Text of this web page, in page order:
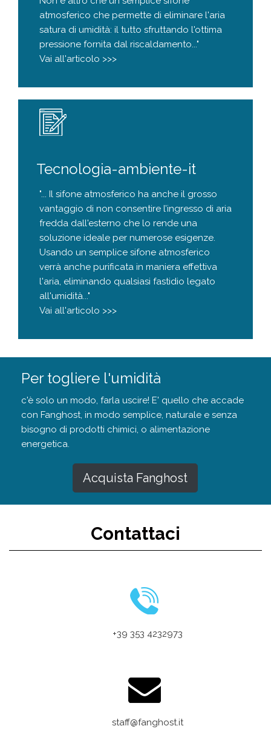
atmosferico che permette di eliminare l'aria
satura di umidità: il tutto sfruttando l'ottima
pressione fornita dal riscaldamento..."
Vai all'articolo >>>
Tecnologia-ambiente-it
"... Il sifone atmosferico ha anche il grosso
vantaggio di non consentire l’ingresso di aria
fredda dall'esterno che lo rende una
soluzione ideale per numerose esigenze.
Usando un semplice sifone atmosferico
verrà anche purificata in maniera effettiva
l'aria, eliminando qualsiasi fastidio legato
all'umidità..."
Vai all'articolo >>>
Per togliere l'umidità
c'è solo un modo, farla uscire! E' quello che accade
con Fanghost, in modo semplice, naturale e senza
bisogno di prodotti chimici, o alimentazione
energetica.
Acquista Fanghost
Contattaci
+39 353 4232973
staff@fanghost.it